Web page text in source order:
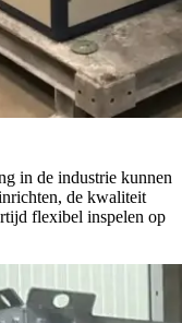
in de industrie kunnen
de kwaliteit
flexibel inspelen op